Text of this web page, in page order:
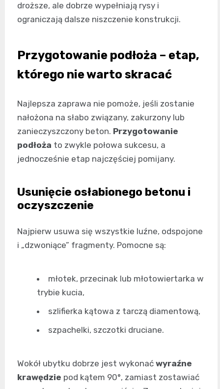
droższe, ale dobrze wypełniają rysy i
ograniczają dalsze niszczenie konstrukcji.
Przygotowanie podłoża – etap,
którego nie warto skracać
Najlepsza zaprawa nie pomoże, jeśli zostanie
nałożona na słabo związany, zakurzony lub
zanieczyszczony beton. Przygotowanie
podłoża to zwykle połowa sukcesu, a
jednocześnie etap najczęściej pomijany.
Usunięcie osłabionego betonu i
oczyszczenie
Najpierw usuwa się wszystkie luźne, odspojone
i „dzwoniące” fragmenty. Pomocne są:
młotek, przecinak lub młotowiertarka w
trybie kucia,
szlifierka kątowa z tarczą diamentową,
szpachelki, szczotki druciane.
Wokół ubytku dobrze jest wykonać wyraźne
krawędzie pod kątem 90°, zamiast zostawiać